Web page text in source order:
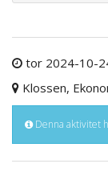
tor 2024-10-
Klossen,
Denna aktivitet